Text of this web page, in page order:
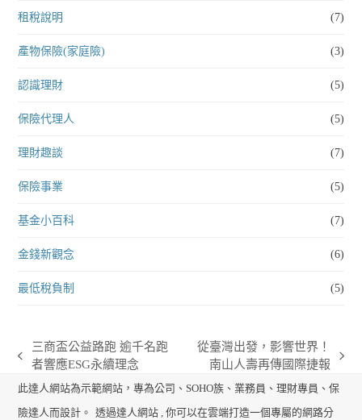
租稅說明 (7)
產物保險(家庭險) (3)
認識理財 (5)
保險代理人 (5)
理財趣談 (7)
保險事業 (5)
基金小百科 (7)
金錢新觀念 (6)
最低稅負制 (5)
previous
post:
三商盃公益路跑 逾千名跑
者響應ESG永續理念
從臺灣出發，影響世界！
南山人壽再傳國際捷報
此達人網站為示範網站，專為公司、SOHO族、業務員、理財專員、保
險達人而設計。
透過達人網站 , 你可以在雲端打造一個專屬的網路分